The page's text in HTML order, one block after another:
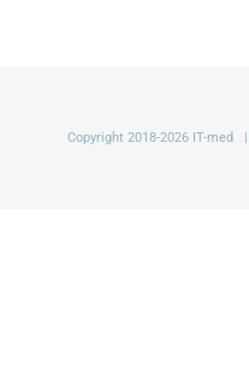
Copyright 2018-2026 IT-med